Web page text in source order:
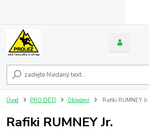
Úvod PRO DĚTI Oblečení Rafiki RUMNEY Jr.
Rafiki RUMNEY Jr.